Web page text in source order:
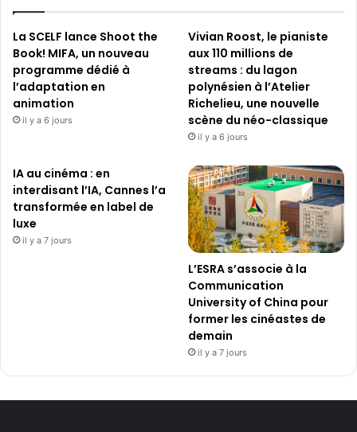
La SCELF lance Shoot the
Book! MIFA, un nouveau
programme dédié à
l’adaptation en
animation
il y a 6 jours
Vivian Roost, le pianiste
aux 110 millions de
streams : du lagon
polynésien à l’Atelier
Richelieu, une nouvelle
scène du néo-classique
il y a 6 jours
IA au cinéma : en
interdisant l’IA, Cannes l’a
transformée en label de
luxe
il y a 7 jours
L’ESRA s’associe à la
Communication
University of China pour
former les cinéastes de
demain
il y a 7 jours